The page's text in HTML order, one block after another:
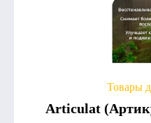
Товары
Articulat